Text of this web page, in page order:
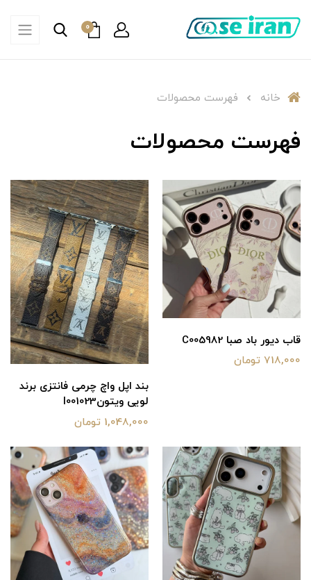
0
خانه فهرست محصولات
فهرست محصولات
قاب دیور باد صبا C005982
718,000 تومان
بند اپل واچ چرمی فانتزی برند
لویی ویتونI001023
1,048,000 تومان